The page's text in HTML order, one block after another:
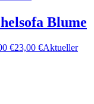
Blume
€23,00 €Aktueller